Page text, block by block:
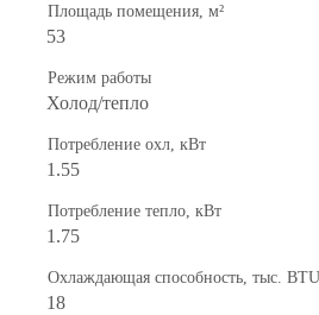
Площадь помещения, м²
53
Режим работы
Холод/тепло
Потребление охл, кВт
1.55
Потребление тепло, кВт
1.75
Охлаждающая способность, тыс. BTU
18